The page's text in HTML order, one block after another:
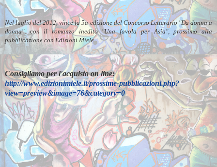
Nel luglio del 2012, vince la 5a edizione del Concorso Letterario "Da donna a
donna", con il romanzo inedito "Una favola per Asia", prossimo alla
pubblicazione con Edizioni Miele.
Consigliamo per l'acquisto on line:
http://www.edizionimiele.it/prossime-pubblicazioni.php?
view=preview&image=76&category=0